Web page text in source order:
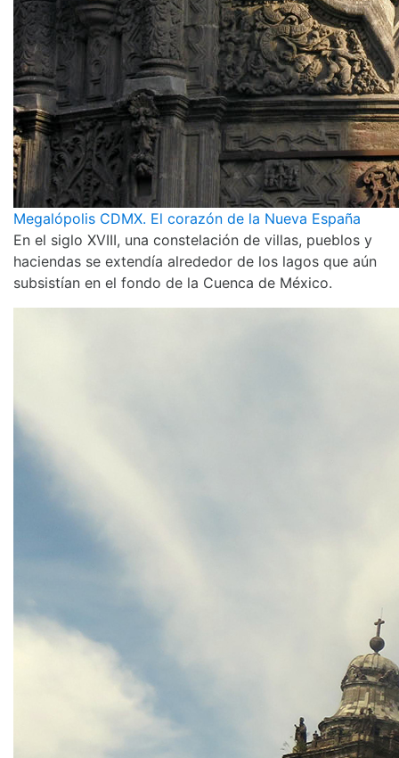
Megalópolis CDMX. El corazón de la Nueva España
En el siglo XVIII, una constelación de villas, pueblos y
haciendas se extendía alrededor de los lagos que aún
subsistían en el fondo de la Cuenca de México.